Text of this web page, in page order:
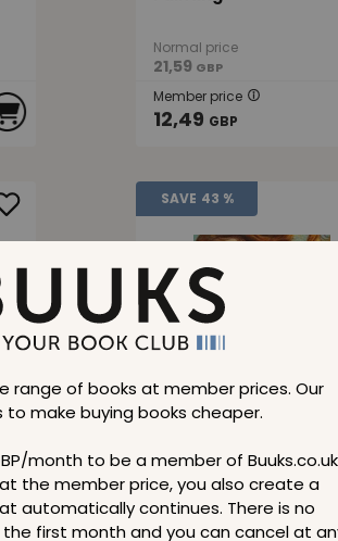
range of books at member prices. Our
to make buying books cheaper.
month to be a member of
the member price, you also create a
automatically continues. There is no
first month and you can cancel at
Normal price
21,59 GBP
Member price
12,49 GBP
SAVE 43 %
Florence
Normal price
109,19 GBP
Member price
62,49 GBP